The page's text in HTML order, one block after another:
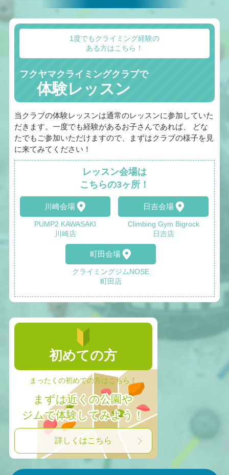
1度でもクライミング経験の
ある方はこちら！
フクヤマクライミングクラブで
体験レッスン
当クラブの体験レッスンは通常のレッスンに参加していた
だきます。一度でも経験があるお子さんであれば、 どな
たでもご参加いただけますので、まずはクラブの様子を見
に来てみてください！
レッスン会場は
こちらの3ヶ所！
川崎会場
PUMP2 KAWASAKI
川崎店
日吉会場
Climbing Gym Bigrock
日吉店
町田会場
クライミングジムNOSE
町田店
初めての方
まったくの初めての方はこちら！
まずは近くの公園や
ジムで体験してみよう！
詳しくはこちら